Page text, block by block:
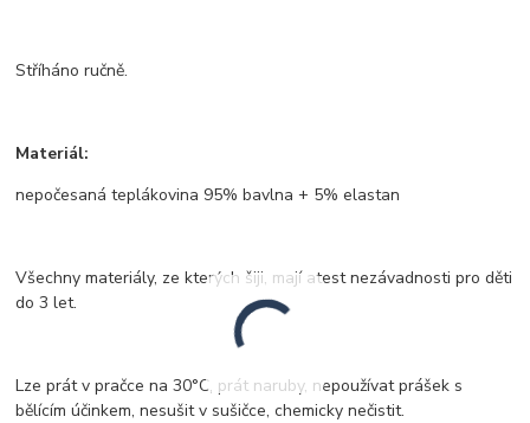
Stříháno ručně.
Materiál:
nepočesaná teplákovina 95% bavlna + 5% elastan
Všechny materiály, ze kterých šiji, mají atest nezávadnosti pro děti
do 3 let.
Lze prát v pračce na 30°C, prát naruby, nepoužívat prášek s
bělícím účinkem, nesušit v sušičce, chemicky nečistit.